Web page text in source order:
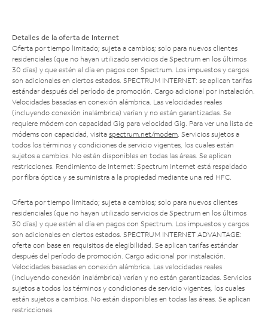
Detalles de la oferta de Internet
Oferta por tiempo limitado; sujeta a cambios; solo para nuevos clientes
residenciales (que no hayan utilizado servicios de Spectrum en los últimos
30 días) y que estén al día en pagos con Spectrum. Los impuestos y cargos
son adicionales en ciertos estados. SPECTRUM INTERNET: se aplican tarifas
estándar después del período de promoción. Cargo adicional por instalación.
Velocidades basadas en conexión alámbrica. Las velocidades reales
(incluyendo conexión inalámbrica) varían y no están garantizadas. Se
requiere módem con capacidad Gig para velocidad Gig. Para ver una lista de
módems con capacidad, visita spectrum.net/modem . Servicios sujetos a
todos los términos y condiciones de servicio vigentes, los cuales están
sujetos a cambios. No están disponibles en todas las áreas. Se aplican
restricciones. Rendimiento de Internet: Spectrum Internet está respaldado
por fibra óptica y se suministra a la propiedad mediante una red HFC.
Oferta por tiempo limitado; sujeta a cambios; solo para nuevos clientes
residenciales (que no hayan utilizado servicios de Spectrum en los últimos
30 días) y que estén al día en pagos con Spectrum. Los impuestos y cargos
son adicionales en ciertos estados. SPECTRUM INTERNET ADVANTAGE:
oferta con base en requisitos de elegibilidad. Se aplican tarifas estándar
después del período de promoción. Cargo adicional por instalación.
Velocidades basadas en conexión alámbrica. Las velocidades reales
(incluyendo conexión inalámbrica) varían y no están garantizadas. Servicios
sujetos a todos los términos y condiciones de servicio vigentes, los cuales
están sujetos a cambios. No están disponibles en todas las áreas. Se aplican
restricciones.